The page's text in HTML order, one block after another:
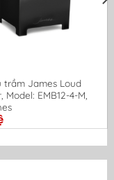
trầm James Loud
Model: EMB12-4-M,